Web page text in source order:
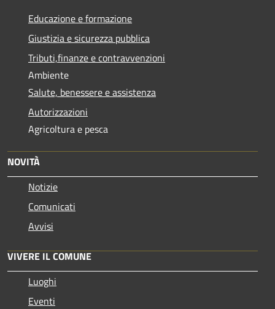
Educazione e formazione
Giustizia e sicurezza pubblica
Tributi,finanze e contravvenzioni
Ambiente
Salute, benessere e assistenza
Autorizzazioni
Agricoltura e pesca
NOVITÀ
Notizie
Comunicati
Avvisi
VIVERE IL COMUNE
Luoghi
Eventi